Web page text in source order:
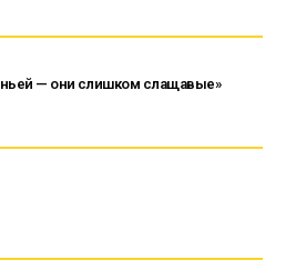
— они слишком слащавые»